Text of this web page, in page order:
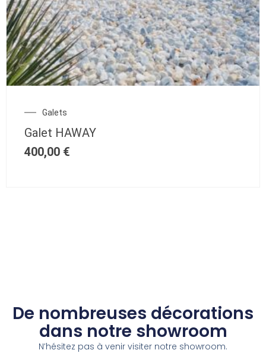
Galets
Galet HAWAY
400,00 €
De nombreuses décorations
dans notre showroom
N’hésitez pas à venir visiter notre showroom.